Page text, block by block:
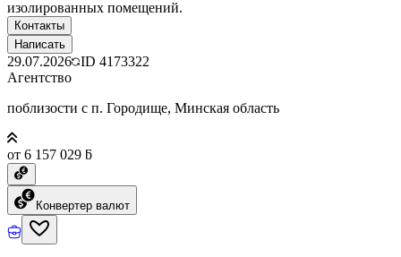
изолированных помещений.
Контакты
Написать
29.07.2026 ID 4173322
Агентство
поблизости с п. Городище, Минская область
от 6 157 029 ƃ
Конвертер валют